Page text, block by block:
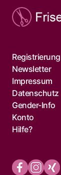
Registrierung
Newsletter
Impressum
Datenschutz
Gender-Info
Konto
Hilfe?